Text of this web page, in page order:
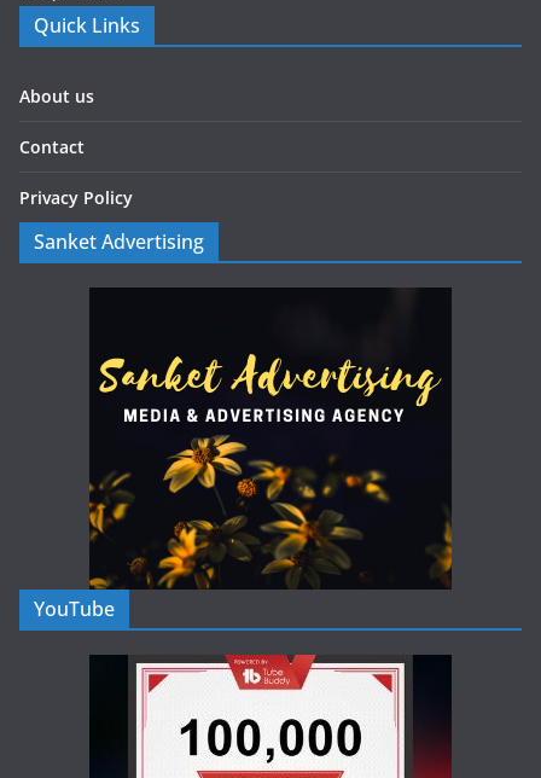
Quick Links
About us
Contact
Privacy Policy
Sanket Advertising
YouTube